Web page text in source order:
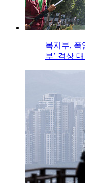
복지부, 폭
부’ 격상